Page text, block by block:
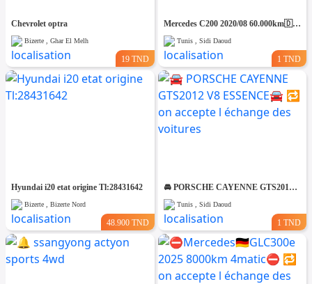
Chevrolet optra
Bizerte , Ghar El Melh
19 TND
Mercedes C200 2020/08 60.000km🇩🇪 ⛔️ on accepte l échange des voitures
Tunis , Sidi Daoud
1 TND
Hyundai i20 etat origine Tl:28431642
Bizerte , Bizerte Nord
48.900 TND
🚘 PORSCHE CAYENNE GTS2012 V8 ESSENCE🚘 🔁 on accepte l échange des voitures
Tunis , Sidi Daoud
1 TND